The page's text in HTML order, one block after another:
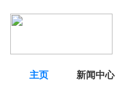
主页 新闻中心